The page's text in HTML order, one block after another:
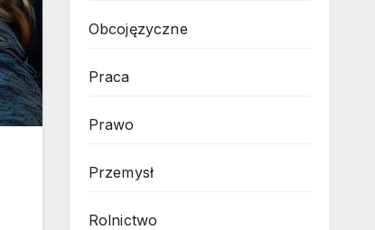
Obcojęzyczne
Praca
Prawo
Przemysł
Rolnictwo